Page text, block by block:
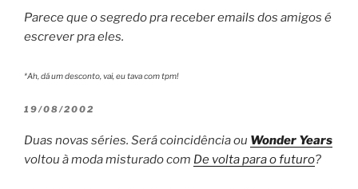
Parece que o segredo pra receber emails dos amigos é
escrever pra eles.
*Ah, dá um desconto, vai, eu tava com tpm!
POSTED
19/08/2002
Duas novas séries. Será coincidência ou Wonder Years
voltou à moda misturado com De volta para o futuro?